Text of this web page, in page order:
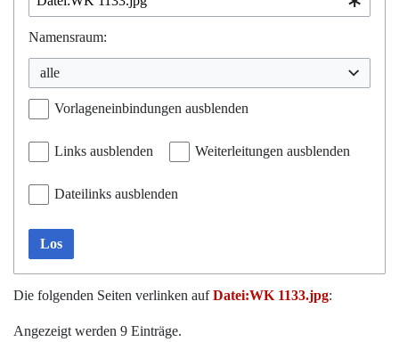
Namensraum:
alle
Vorlageneinbindungen ausblenden
Links ausblenden Weiterleitungen ausblenden
Dateilinks ausblenden
Los
Die folgenden Seiten verlinken aufDatei:WK 1133.jpg:
Angezeigt werden 9 Einträge.